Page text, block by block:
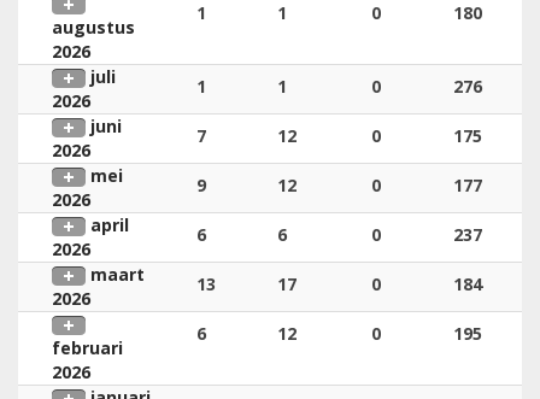
augustus
2026
1 1 0 180
juli
2026
1 1 0
276
juni
2026
7 12 0
175
mei
2026
9 12 0
177
april
2026
6 6 0
237
maart
2026
13 17 0 184
februari
2026
6 12 0 195